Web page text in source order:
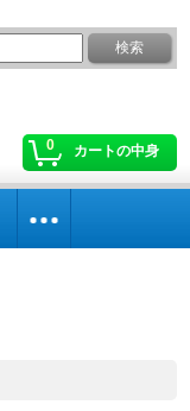
0 カートの中身